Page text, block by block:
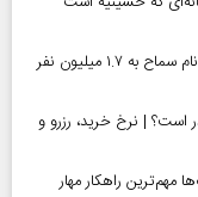
آغاز رسمی برنامه‌های اربعین ۱۴۰۵ در مرز‌ها | ثبت‌نام سماح به ۱.۷ میلیون نفر
بهشت زهرا (س) در سال ۱۴۰۵ چقدر است؟ | نرخ خرید، رزرو و
مهم‌ترین راهکار مهار